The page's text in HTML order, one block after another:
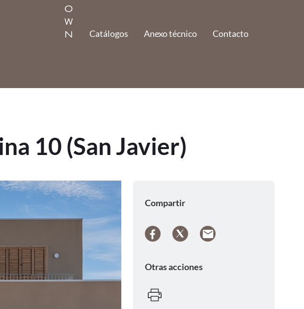
o
w
n
Catálogos Anexo técnico Contacto
10 (San Javier)
Compartir
Otras acciones